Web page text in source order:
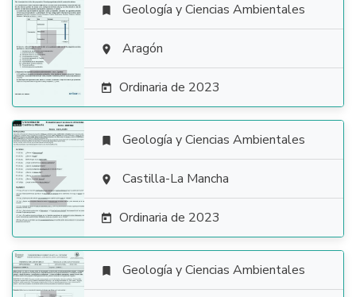

 Geología y Ciencias Ambientales
 Aragón
 Ordinaria de 2023

 Geología y Ciencias Ambientales
 Castilla-La Mancha
 Ordinaria de 2023
 Geología y Ciencias Ambientales